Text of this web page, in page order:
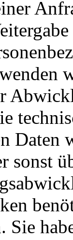
Daten
sonst